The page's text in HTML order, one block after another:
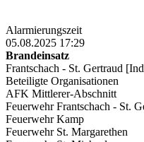
Alarmierungszeit
05.08.2025 17:29
Brandeinsatz
Frantschach - St. Gertraud
Beteiligte Organisationen
AFK Mittlerer-Abschnitt
Feuerwehr Frantschach - St.
Feuerwehr Kamp
Feuerwehr St. Margarethen